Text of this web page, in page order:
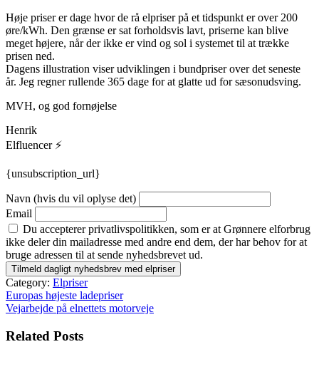
Høje priser er dage hvor de rå elpriser på et tidspunkt er over 200
øre/kWh. Den grænse er sat forholdsvis lavt, priserne kan blive
meget højere, når der ikke er vind og sol i systemet til at trække
prisen ned.
Dagens illustration viser udviklingen i bundpriser over det seneste
år. Jeg regner rullende 365 dage for at glatte ud for sæsonudsving.
MVH, og god fornøjelse
Henrik
Elfluencer ⚡
{unsubscription_url}
Navn (hvis du vil oplyse det)
Email
Du accepterer privatlivspolitikken, som er at Grønnere elforbrug
ikke deler din mailadresse med andre end dem, der har behov for at
bruge adressen til at sende nyhedsbrevet ud.
Category: Elpriser
Indlægsnavigation
Europas højeste ladepriser
Vejarbejde på elnettets motorveje
Related Posts